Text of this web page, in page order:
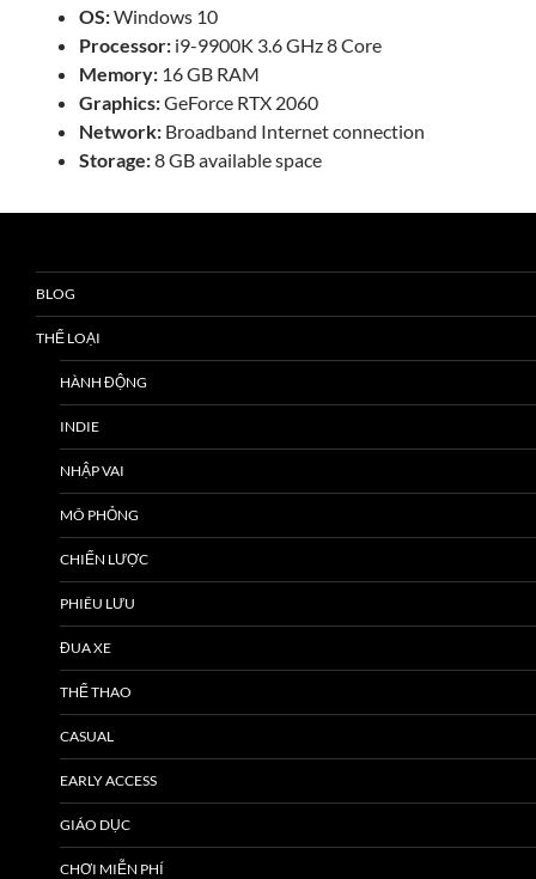
OS:Windows 10
Processor: i9-9900K 3.6 GHz 8 Core
Memory: 16 GB RAM
Graphics:GeForce RTX 2060
Network: Broadband Internet connection
Storage:8 GB available space
BLOG
THỂ LOẠI
HÀNH ĐỘNG
INDIE
NHẬP VAI
MÔ PHỎNG
CHIẾN LƯỢC
PHIÊU LƯU
ĐUA XE
THỂ THAO
CASUAL
EARLY ACCESS
GIÁO DỤC
CHƠI MIỄN PHÍ